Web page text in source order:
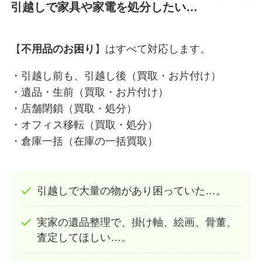
引越しで家具や家電を処分したい…
【不用品のお困り 】はすべて対応します。
・引越し前も、引越し後（買取・お片付け）
・遺品・生前（買取・お片付け）
・店舗閉鎖（買取・処分）
・オフィス移転（買取・処分）
・倉庫一括（在庫の一括買取）
引越しで大量の物があり困っていた…。
実家の遺品整理で、掛け軸、絵画、骨董、
査定してほしい…。